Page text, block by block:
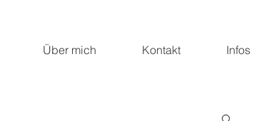
Über mich Kontakt Infos